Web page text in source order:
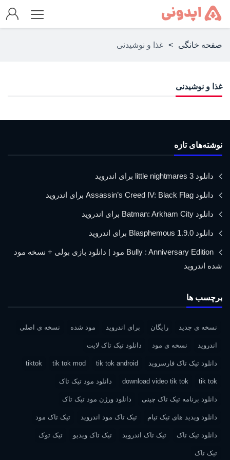
صفحه خانگی > غذا و نوشیدنی
غذا و نوشیدنی
نوشته‌های تازه
دانلود little nightmares 3 برای اندروید
دانلود Assassin’s Creed IV: Black Flag برای اندروید
دانلود Batman: Arkham City برای اندروید
دانلود Blasphemous 1.9.0 برای اندروید
Bully : Anniversary Edition مود | دانلود بازی بولی + نسخه مود
شده اندروید
برچسب ها
نسخه ی جدید رایگان برای اندروید مود شده نسخه ی اصلی
اندروید نسخه ی مود دانلود تیک تاک لایت
دانلود تیک تاک فارسروید tik tok android
tik tok mod
tiktok
tik tok
download video tik tok دانلود مود تیک تاک
دانلود برنامه تیک تاک چینی دانلود ورژن مود تیک تاک
دانلود ویدید های تیک تیام تیک تاک مود اندروید تیک تاک مود
دانلود تیک تاک تیک تاک اندروید تیک تاک ویدیو تیک توک
تیک تاک